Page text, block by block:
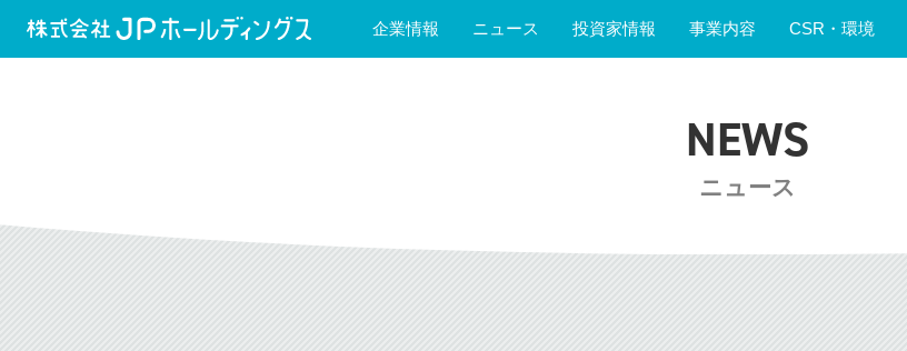
企業情報 ニュース 投資家情報 事業内容 CSR・環境
NEWS
ニュース